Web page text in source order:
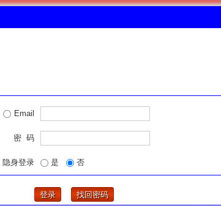
Email
密 码
隐身登录 是 否